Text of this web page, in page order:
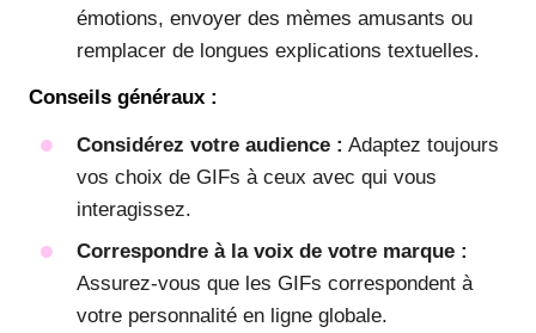
émotions, envoyer des mèmes amusants ou
remplacer de longues explications textuelles.
Conseils généraux :
Considérez votre audience : Adaptez toujours
vos choix de GIFs à ceux avec qui vous
interagissez.
Correspondre à la voix de votre marque :
Assurez-vous que les GIFs correspondent à
votre personnalité en ligne globale.